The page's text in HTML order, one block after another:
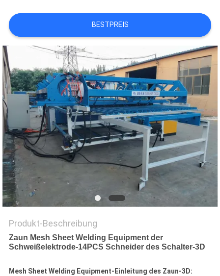
VERBINDUNG
FORDERN
SIE EIN
ZITAT
SITEMAP
PRIVACY
POLICY
BESTPREIS
Produkt-Beschreibung
Zaun Mesh Sheet Welding Equipment der
Schweißelektrode-14PCS Schneider des Schalter-3D
Mesh Sheet Welding Equipment-Einleitung des Zaun-3D: